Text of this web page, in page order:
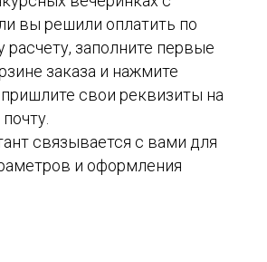
вы решили оплатить по
расчету, заполните первые
заказа и нажмите
свои реквизиты на
связывается с вами для
и оформления